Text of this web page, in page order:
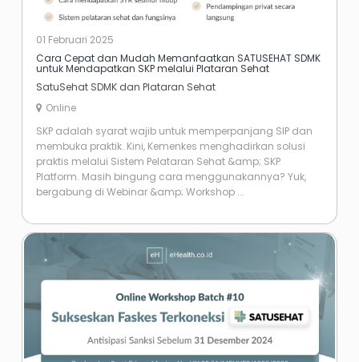
01 Februari 2025
Cara Cepat dan Mudah Memanfaatkan SATUSEHAT SDMK
untuk Mendapatkan SKP melalui Plataran Sehat
SatuSehat SDMK dan Plataran Sehat
Online
SKP adalah syarat wajib untuk memperpanjang SIP dan
membuka praktik. Kini, Kemenkes menghadirkan solusi
praktis melalui Sistem Pelataran Sehat &amp; SKP
Platform. Masih bingung cara menggunakannya? Yuk,
bergabung di Webinar &amp; Workshop ...